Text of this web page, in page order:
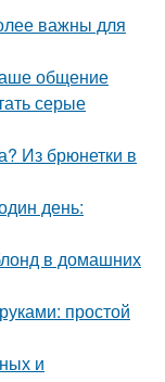
важны для
общение
серые
Из брюнетки в
день:
в домашних
простой
и